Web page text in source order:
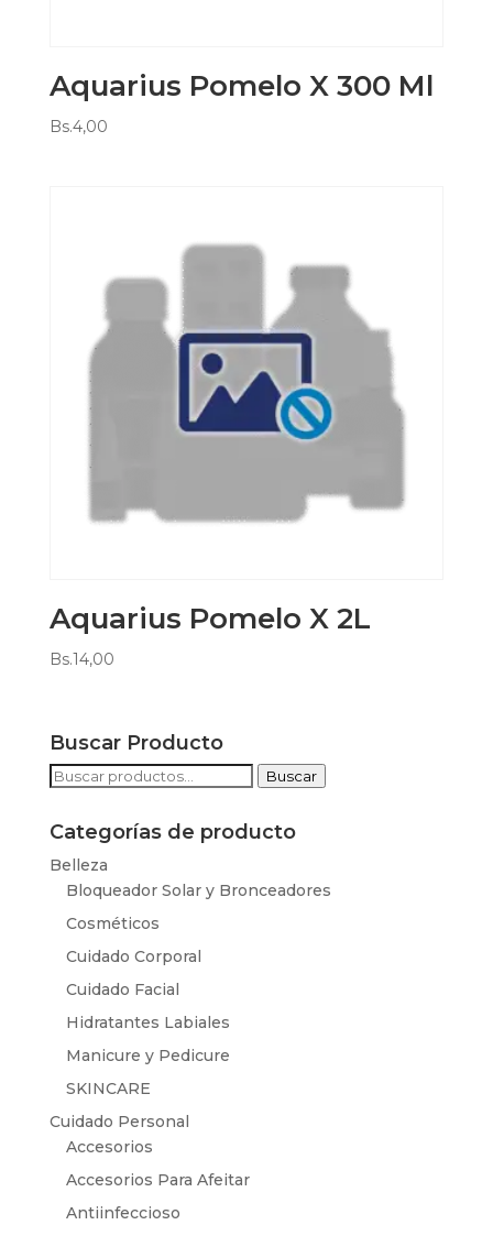
Aquarius Pomelo X 300 Ml
Bs.4,00
Aquarius Pomelo X 2L
Bs.14,00
Buscar Producto
Buscar
Buscar
Categorías de producto
Belleza
Bloqueador Solar y Bronceadores
Cosméticos
Cuidado Corporal
Cuidado Facial
Hidratantes Labiales
Manicure y Pedicure
SKINCARE
Cuidado Personal
Accesorios
Accesorios Para Afeitar
Antiinfeccioso